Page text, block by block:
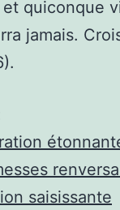
quiconque
jamais.
saisissante